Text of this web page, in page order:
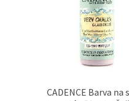
CADENCE Barva na